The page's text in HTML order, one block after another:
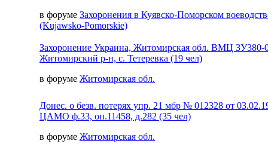
в форуме Захоронения в Куявско-Поморском
(Kujawsko-Pomorskie)
Захоронение Украина, Житомирская обл. ВМЦ ЗУ380-
Житомирский р-н, с. Тетеревка (19 чел)
в форуме Житомирская обл.
Донес. о безв. потерях упр. 21 мбр № 012328 от
ЦАМО ф.33, оп.11458, д.282 (35 чел)
в форуме Житомирская обл.